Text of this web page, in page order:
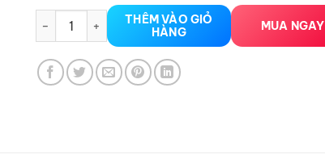
Gel Bôi Trơn Gốc Nước Siyi Feel số lượng
THÊM VÀO GIỎ
HÀNG
MUA NGAY